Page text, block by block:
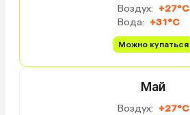
Воздух: +27°C
Вода: +31°C
Можно купаться
Май
Воздух: +27°C